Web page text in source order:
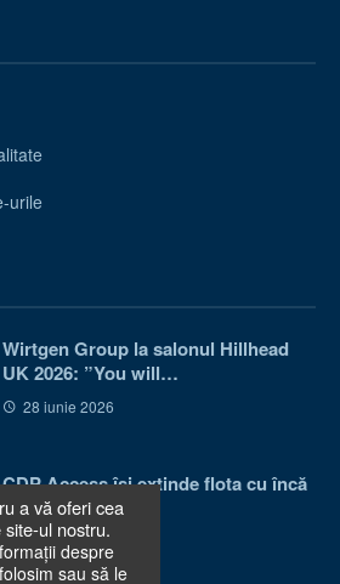
urile
Wirtgen Group la salonul Hillhead
UK 2026: ”You will…
28 iunie 2026
CDP Access își extinde flota cu încă
50 de utilaje…
24 iunie 2026
a vă oferi cea
ul nostru.
despre
sau să le